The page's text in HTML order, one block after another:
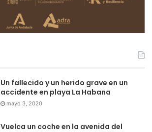
Un fallecido y un herido grave en un
accidente en playa La Habana
mayo 3, 2020
Vuelca un coche en la avenida del